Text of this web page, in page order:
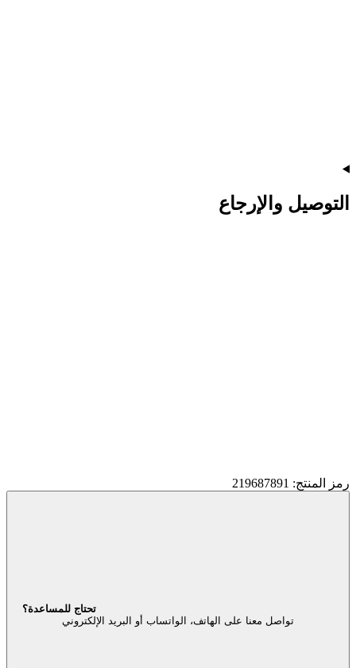
التوصيل والإرجاع
رمز المنتج: 219687891
تحتاج للمساعدة؟
تواصل معنا على الهاتف، الواتساب أو البريد الإلكتروني